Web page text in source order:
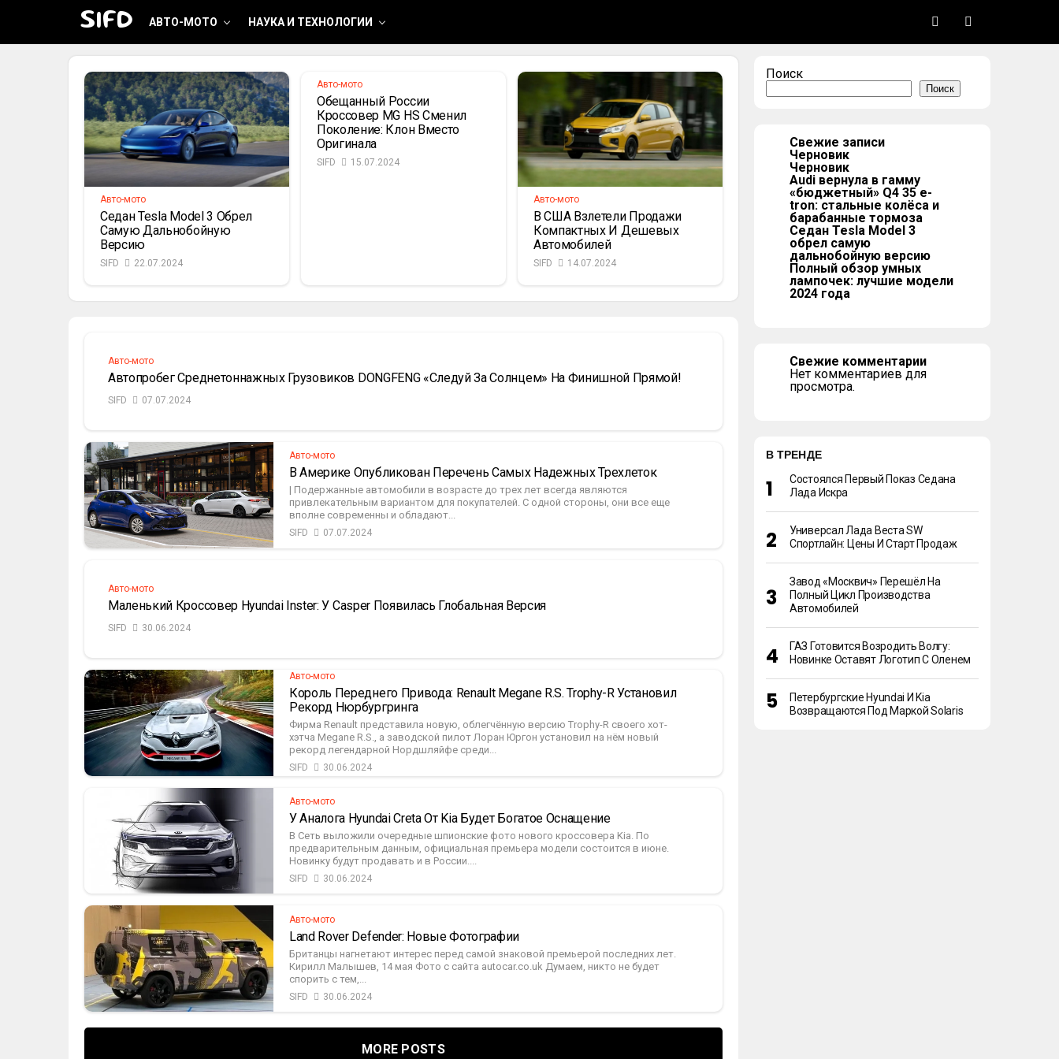
SIFD АВТО-МОТО НАУКА И ТЕХНОЛОГИИ
Стальные Колёса И Барабанные Тормоза
Авто-мото
Седан Tesla Model 3 Обрел
Самую Дальнобойную
Версию
SIFD 22.07.2024
Авто-мото
Обещанный России
Кроссовер MG HS Сменил
Поколение: Клон Вместо
Оригинала
SIFD 15.07.2024
Авто-мото
В США Взлетели Продажи
Компактных И Дешевых
Автомобилей
SIFD 14.07.2024
Авто-мото
Автопробег Среднетоннажных Грузовиков DONGFENG «Следуй За Солнцем» На Финишной Прямой!
SIFD 07.07.2024
Авто-мото
В Америке Опубликован Перечень Самых Надежных Трехлеток
| Подержанные автомобили в возрасте до трех лет всегда являются
привлекательным вариантом для покупателей. С одной стороны, они все еще
вполне современны и обладают...
SIFD 07.07.2024
Авто-мото
Маленький Кроссовер Hyundai Inster: У Casper Появилась Глобальная Версия
SIFD 30.06.2024
Авто-мото
Король Переднего Привода: Renault Megane R.S. Trophy-R Установил
Рекорд Нюрбургринга
Фирма Renault представила новую, облегчённую версию Trophy-R своего хот-
хэтча Megane R.S., а заводской пилот Лоран Юргон установил на нём новый
рекорд легендарной Нордшляйфе среди...
SIFD 30.06.2024
Авто-мото
У Аналога Hyundai Creta От Kia Будет Богатое Оснащение
В Сеть выложили очередные шпионские фото нового кроссовера Kia. По
предварительным данным, официальная премьера модели состоится в июне.
Новинку будут продавать и в России....
SIFD 30.06.2024
Авто-мото
Land Rover Defender: Новые Фотографии
Британцы нагнетают интерес перед самой знаковой премьерой последних лет.
Кирилл Малышев, 14 мая Фото с сайта autocar.co.uk Думаем, никто не будет
спорить с тем,...
SIFD 30.06.2024
MORE POSTS
Поиск
Поиск
Свежие записи
Черновик
Черновик
Audi вернула в гамму
«бюджетный» Q4 35 e-
tron: стальные колёса и
барабанные тормоза
Седан Tesla Model 3
обрел самую
дальнобойную версию
Полный обзор умных
лампочек: лучшие модели
2024 года
Свежие комментарии
Нет комментариев для
просмотра.
В ТРЕНДЕ
Состоялся Первый Показ Седана
Лада Искра
Универсал Лада Веста SW
Спортлайн: Цены И Старт Продаж
Завод «Москвич» Перешёл На
Полный Цикл Производства
Автомобилей
ГАЗ Готовится Возродить Волгу:
Новинке Оставят Логотип С Оленем
Петербургские Hyundai И Kia
Возвращаются Под Маркой Solaris